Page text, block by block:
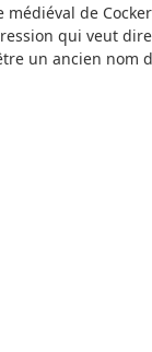
de
qui veut
un ancien nom